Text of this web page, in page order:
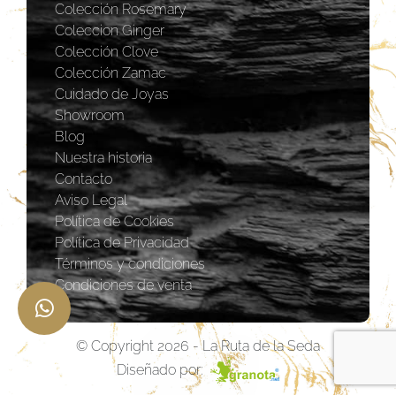
Colección Rosemary
Coleccion Ginger
Colección Clove
Colección Zamac
Cuidado de Joyas
Showroom
Blog
Nuestra historia
Contacto
Aviso Legal
Política de Cookies
Política de Privacidad
Términos y condiciones
Condiciones de venta
© Copyright 2026 - La Ruta de la Seda
Diseñado por: